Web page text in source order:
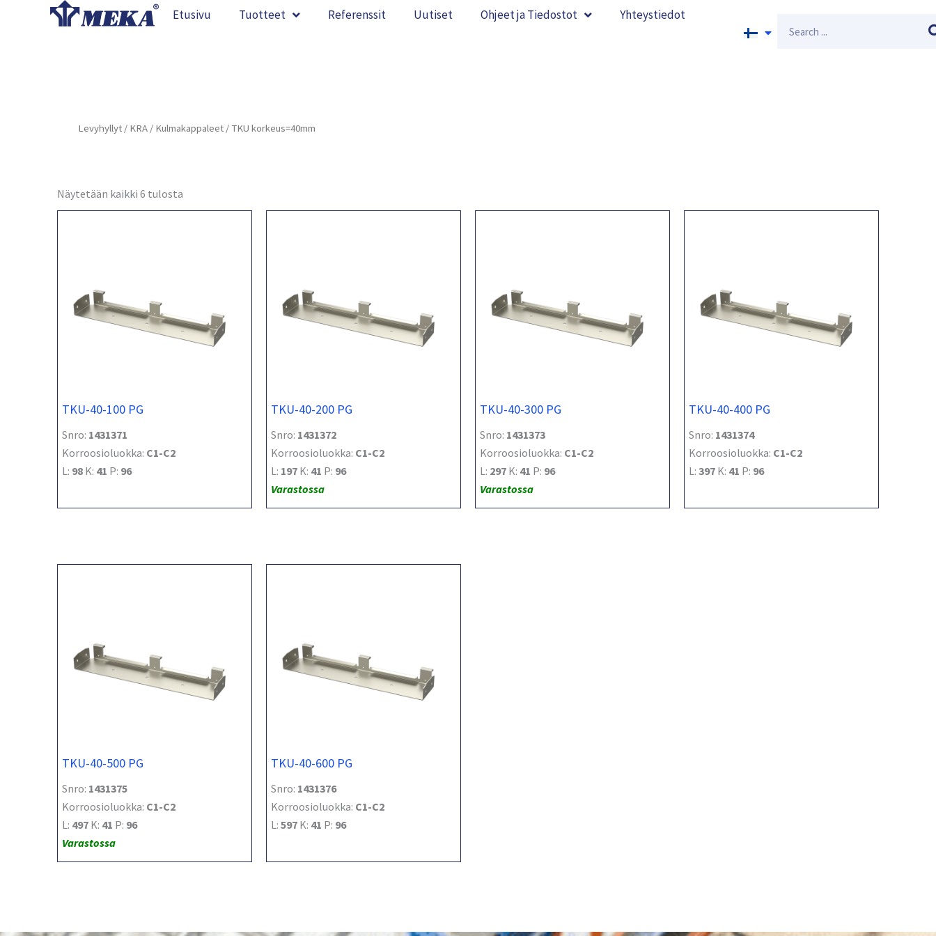
Etusivu Tuotteet Referenssit Uutiset Ohjeet ja Tiedostot Yhteystiedot
Levyhyllyt / KRA / Kulmakappaleet / TKU korkeus=40mm
Näytetään kaikki 6 tulosta
TKU-40-100 PG
Snro: 1431371
Korroosioluokka: C1-C2
L: 98 K: 41 P: 96
TKU-40-200 PG
Snro: 1431372
Korroosioluokka: C1-C2
L: 197 K: 41 P: 96
Varastossa
TKU-40-300 PG
Snro: 1431373
Korroosioluokka: C1-C2
L: 297 K: 41 P: 96
Varastossa
TKU-40-400 PG
Snro: 1431374
Korroosioluokka: C1-C2
L: 397 K: 41 P: 96
TKU-40-500 PG
Snro: 1431375
Korroosioluokka: C1-C2
L: 497 K: 41 P: 96
Varastossa
TKU-40-600 PG
Snro: 1431376
Korroosioluokka: C1-C2
L: 597 K: 41 P: 96